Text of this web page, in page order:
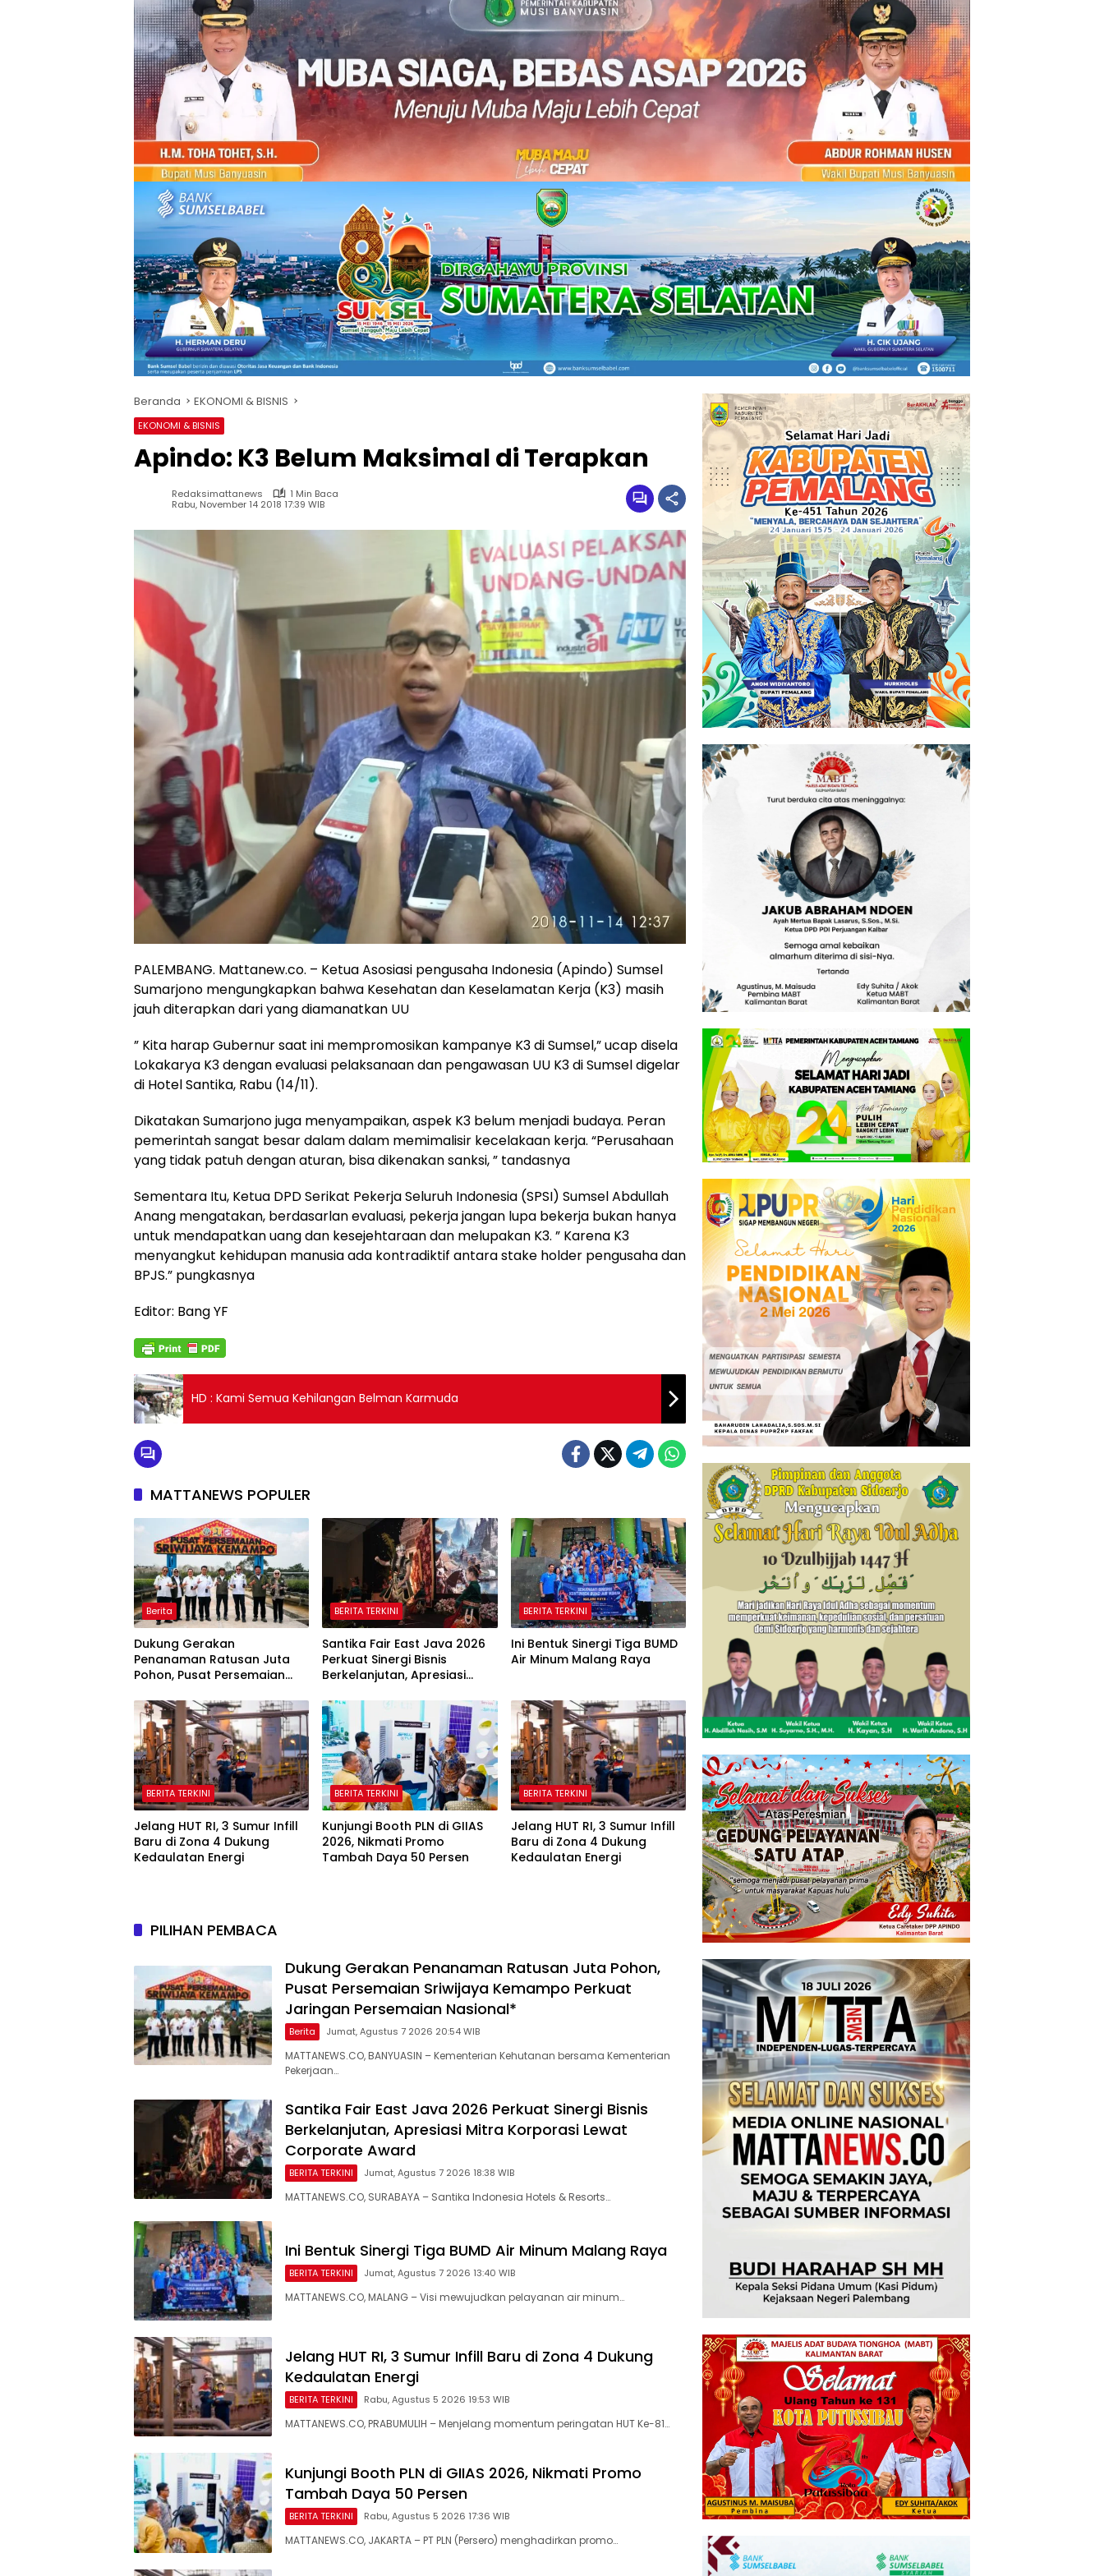
Beranda EKONOMI & BISNIS
EKONOMI & BISNIS
Apindo: K3 Belum Maksimal di Terapkan
Redaksimattanews
1 Min Baca
Rabu, November 14 2018 17:39 WIB
PALEMBANG. Mattanew.co. – Ketua Asosiasi pengusaha Indonesia (Apindo) Sumsel
Sumarjono mengungkapkan bahwa Kesehatan dan Keselamatan Kerja (K3) masih
jauh diterapkan dari yang diamanatkan UU
” Kita harap Gubernur saat ini mempromosikan kampanye K3 di Sumsel,” ucap disela
Lokakarya K3 dengan evaluasi pelaksanaan dan pengawasan UU K3 di Sumsel digelar
di Hotel Santika, Rabu (14/11).
Dikatakan Sumarjono juga menyampaikan, aspek K3 belum menjadi budaya. Peran
pemerintah sangat besar dalam dalam memimalisir kecelakaan kerja. “Perusahaan
yang tidak patuh dengan aturan, bisa dikenakan sanksi, ” tandasnya
Sementara Itu, Ketua DPD Serikat Pekerja Seluruh Indonesia (SPSI) Sumsel Abdullah
Anang mengatakan, berdasarlan evaluasi, pekerja jangan lupa bekerja bukan hanya
untuk mendapatkan uang dan kesejehtaraan dan melupakan K3. ” Karena K3
menyangkut kehidupan manusia ada kontradiktif antara stake holder pengusaha dan
BPJS.” pungkasnya
Editor: Bang YF
HD : Kami Semua Kehilangan Belman Karmuda
MATTANEWS POPULER
Berita
Dukung Gerakan
Penanaman Ratusan Juta
Pohon, Pusat Persemaian
Jaringan Persemaian
Nasional*
BERITA TERKINI
Santika Fair East Java 2026
Perkuat Sinergi Bisnis
Berkelanjutan, Apresiasi
Corporate Award
BERITA TERKINI
Ini Bentuk Sinergi Tiga BUMD
Air Minum Malang Raya
BERITA TERKINI
Jelang HUT RI, 3 Sumur Infill
Baru di Zona 4 Dukung
Kedaulatan Energi
BERITA TERKINI
Kunjungi Booth PLN di GIIAS
2026, Nikmati Promo
Tambah Daya 50 Persen
BERITA TERKINI
Jelang HUT RI, 3 Sumur Infill
Baru di Zona 4 Dukung
Kedaulatan Energi
PILIHAN PEMBACA
Dukung Gerakan Penanaman Ratusan Juta Pohon,
Pusat Persemaian Sriwijaya Kemampo Perkuat
Jaringan Persemaian Nasional*
Berita Jumat, Agustus 7 2026 20:54 WIB
MATTANEWS.CO, BANYUASIN – Kementerian Kehutanan bersama Kementerian
Pekerjaan…
Santika Fair East Java 2026 Perkuat Sinergi Bisnis
Berkelanjutan, Apresiasi Mitra Korporasi Lewat
Corporate Award
BERITA TERKINI Jumat, Agustus 7 2026 18:38 WIB
MATTANEWS.CO, SURABAYA – Santika Indonesia Hotels & Resorts…
Ini Bentuk Sinergi Tiga BUMD Air Minum Malang Raya
BERITA TERKINI Jumat, Agustus 7 2026 13:40 WIB
MATTANEWS.CO, MALANG – Visi mewujudkan pelayanan air minum…
Jelang HUT RI, 3 Sumur Infill Baru di Zona 4 Dukung
Kedaulatan Energi
BERITA TERKINI Rabu, Agustus 5 2026 19:53 WIB
MATTANEWS.CO, PRABUMULIH – Menjelang momentum peringatan HUT Ke-81…
Kunjungi Booth PLN di GIIAS 2026, Nikmati Promo
Tambah Daya 50 Persen
BERITA TERKINI Rabu, Agustus 5 2026 17:36 WIB
MATTANEWS.CO, JAKARTA – PT PLN (Persero) menghadirkan promo…